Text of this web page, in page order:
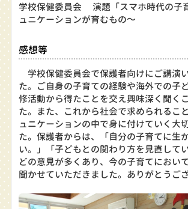
学校保健委員会 演題「スマホ時代の子
ュニケーションが育むもの～
感想等
学校保健委員会で保護者向けにご講演
た。ご自身の子育ての経験や海外での子
修活動から得たことを交え興味深く聞く
た。また、これから社会で求められるこ
ュニケーションの中で身に付けていく大
た。保護者からは、「自分の子育てに生
い。」「子どもとの関わり方を見直して
どの意見が多くあり、今の子育てにおい
聞かせていただきました。ありがとうご